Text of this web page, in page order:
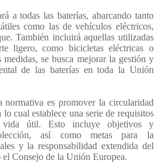
a todas las baterías, abarcando tanto
como las de vehículos eléctricos,
También incluirá aquellas utilizadas
ligero, como bicicletas eléctricas o
medidas, se busca mejorar la gestión y
de las baterías en toda la Unión
es promover la circularidad
cual establece una serie de requisitos
útil. Esto incluye objetivos y
así como metas para la
y la responsabilidad extendida del
Consejo de la Unión Europea.